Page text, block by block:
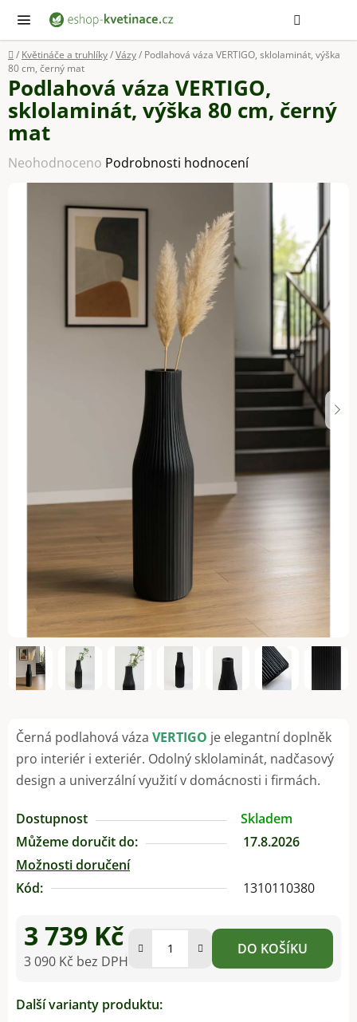
obsah
Domů
/ Květináče a truhlíky/Vázy/ Podlahová váza VERTIGO, sklolaminát, výška
80 cm, černý mat
Černá podlahová váza VERTIGO je elegantní doplněk
pro interiér i exteriér. Odolný sklolaminát, nadčasový
design a univerzální využití v domácnosti i firmách.
Dostupnost
Skladem
Můžeme doručit do:
17.8.2026
Možnosti doručení
Kód:
1310110380
3 739 Kč
3 090 Kč bez DPH
DO KOŠÍKU
Další varianty produktu:
Podlahová váza VERTIGO,
sklolaminát, výška 80 cm, černý
mat
Průměrné
hodnocení
Neohodnoceno Podrobnosti hodnocení